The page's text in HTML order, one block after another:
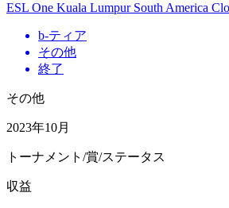
ESL One Kuala Lumpur South America
b-ティア
その他
終了
その他
2023年10月
トーナメント/賞/ステータス
収益